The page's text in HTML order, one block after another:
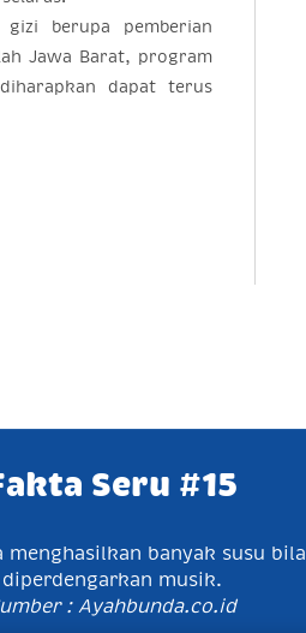
berupa pemberian
Jawa Barat, program
dapat terus
Seru #15
menghasilkan banyak susu bila
diperdengarkan musik.
: Ayahbunda.co.id